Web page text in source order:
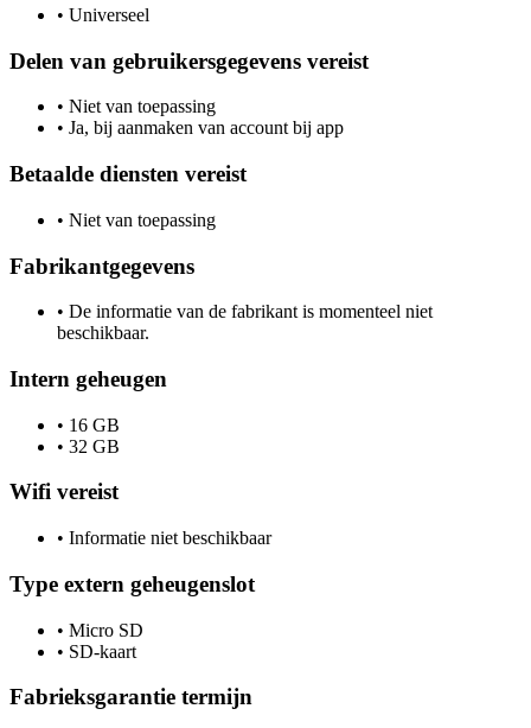
• Universeel
Delen van gebruikersgegevens vereist
• Niet van toepassing
• Ja, bij aanmaken van account bij app
Betaalde diensten vereist
• Niet van toepassing
Fabrikantgegevens
• De informatie van de fabrikant is momenteel niet
beschikbaar.
Intern geheugen
• 16 GB
• 32 GB
Wifi vereist
• Informatie niet beschikbaar
Type extern geheugenslot
• Micro SD
• SD-kaart
Fabrieksgarantie termijn